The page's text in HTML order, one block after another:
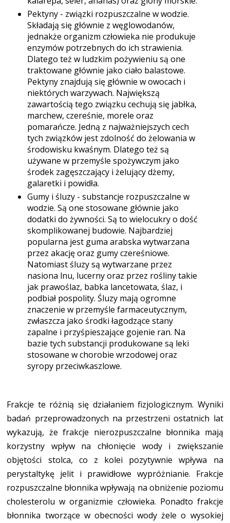
Pektyny - związki rozpuszczalne w wodzie.
Składają się głównie z węglowodanów,
jednakże organizm człowieka nie produkuje
enzymów potrzebnych do ich strawienia.
Dlatego też w ludzkim pożywieniu są one
traktowane głównie jako ciało balastowe.
Pektyny znajdują się głównie w owocach i
niektórych warzywach. Największą
zawartością tego związku cechują się jabłka,
marchew, czereśnie, morele oraz
pomarańcze. Jedną z najważniejszych cech
tych związków jest zdolność do żelowania w
środowisku kwaśnym. Dlatego też są
używane w przemyśle spożywczym jako
środek zagęszczający i żelujący dżemy,
galaretki i powidła.
Gumy i śluzy - substancje rozpuszczalne w
wodzie. Są one stosowane głównie jako
dodatki do żywności. Są to wielocukry o dość
skomplikowanej budowie. Najbardziej
popularna jest guma arabska wytwarzana
przez akację oraz gumy czereśniowe.
Natomiast śluzy są wytwarzane przez
nasiona lnu, lucerny oraz przez rośliny takie
jak prawoślaz, babka lancetowata, ślaz, i
podbiał pospolity. Śluzy mają ogromne
znaczenie w przemyśle farmaceutycznym,
zwłaszcza jako środki łagodzące stany
zapalne i przyśpieszające gojenie ran. Na
bazie tych substancji produkowane są leki
stosowane w chorobie wrzodowej oraz
syropy przeciwkaszlowe.
Frakcje te różnią się działaniem fizjologicznym. Wyniki
badań przeprowadzonych na przestrzeni ostatnich lat
wykazują, że frakcje nierozpuszczalne błonnika mają
korzystny wpływ na chłonięcie wody i zwiększanie
objętości stolca, co z kolei pozytywnie wpływa na
perystaltykę jelit i prawidłowe wypróżnianie. Frakcje
rozpuszczalne błonnika wpływają na obniżenie poziomu
cholesterolu w organizmie człowieka. Ponadto frakcje
błonnika tworzące w obecności wody żele o wysokiej